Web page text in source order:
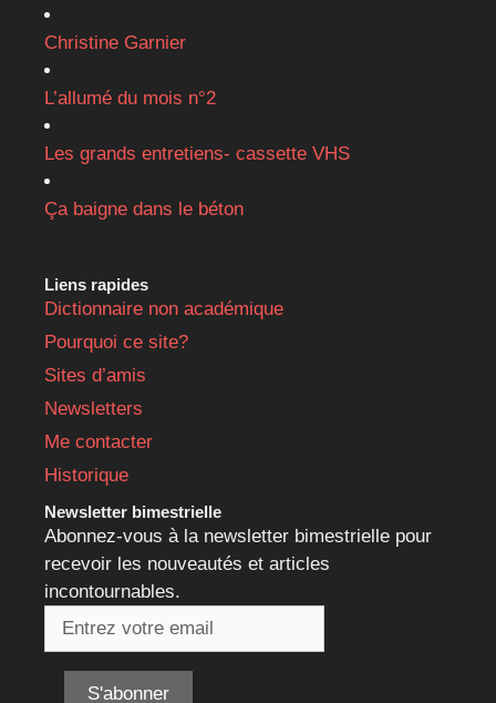
Christine Garnier
L’allumé du mois n°2
Les grands entretiens- cassette VHS
Ça baigne dans le béton
Liens rapides
Dictionnaire non académique
Pourquoi ce site?
Sites d’amis
Newsletters
Me contacter
Historique
Newsletter bimestrielle
Abonnez-vous à la newsletter bimestrielle pour
recevoir les nouveautés et articles
incontournables.